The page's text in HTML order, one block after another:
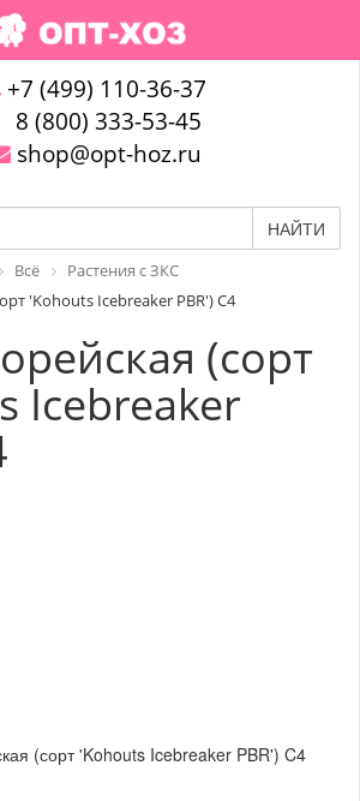
+7 (499) 110-36-37
8 (800) 333-53-45
shop@opt-hoz.ru
НАЙТИ
Всё
Растения с ЗКС
'Kohouts Icebreaker PBR') C4
(сорт
Icebreaker